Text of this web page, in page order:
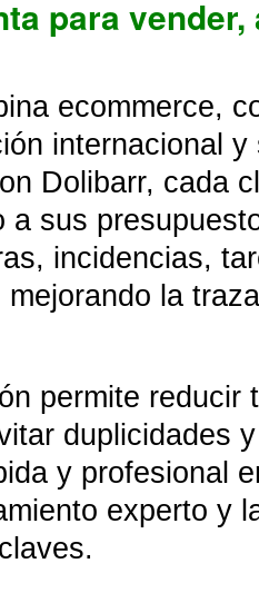
para
ecommerce,
internacional y
Dolibarr, cada
a sus
incidencias,
la
permite reducir
duplicidades
y profesional
experto y